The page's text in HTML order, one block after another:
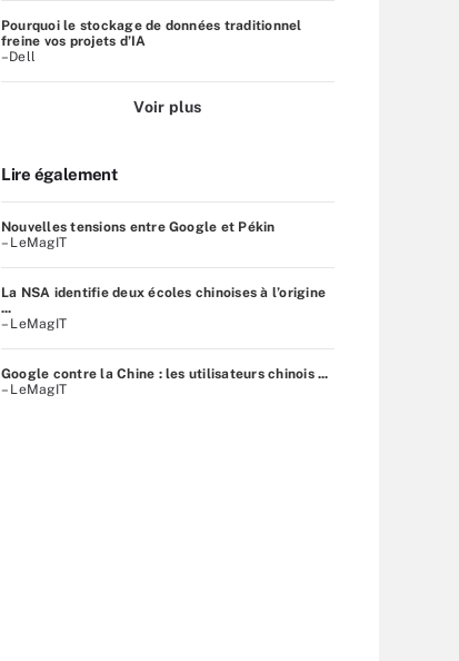
Pourquoi le stockage de données traditionnel
freine vos projets d’IA
–Dell
Voir plus
Lire également
Nouvelles tensions entre Google et Pékin
– LeMagIT
La NSA identifie deux écoles chinoises à l’origine
...
– LeMagIT
Google contre la Chine : les utilisateurs chinois ...
– LeMagIT